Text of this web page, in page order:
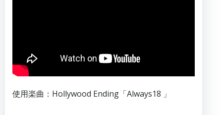
使用楽曲：Hollywood Ending「Always18 」